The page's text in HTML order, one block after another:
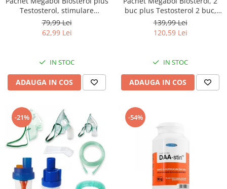
Testosterol, stimulare
testosteron si hormon de
crestere, inhibare estrogen
79,99 Lei
62,99 Lei
IN STOC
ADAUGA IN COS
buc plus Testosterol 2 buc,
stimulare testosteron si
hormon de crestere, inhibare
estrogen
139,99 Lei
120,59 Lei
IN STOC
ADAUGA IN COS
-21% -54%